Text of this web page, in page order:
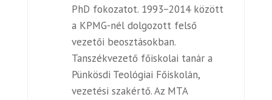
PhD fokozatot. 1993−2014 között
a KPMG-nél dolgozott felső
vezetői beosztásokban.
Tanszékvezető főiskolai tanár a
Pünkösdi Teológiai Főiskolán,
vezetési szakértő. Az MTA